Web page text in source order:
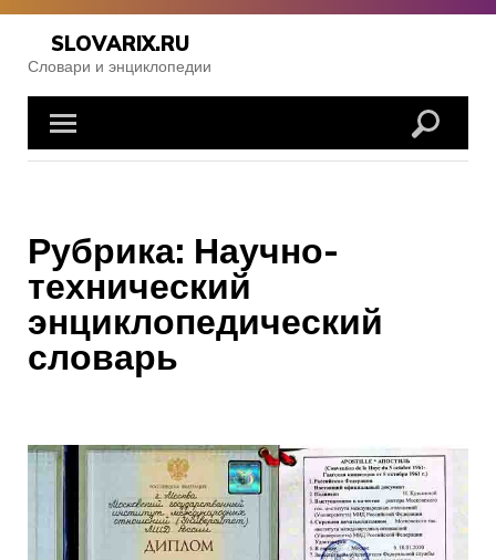
Skip
content
SLOVARIX.RU
Словари и энциклопедии
Рубрика: Научно-
технический
энциклопедический
словарь